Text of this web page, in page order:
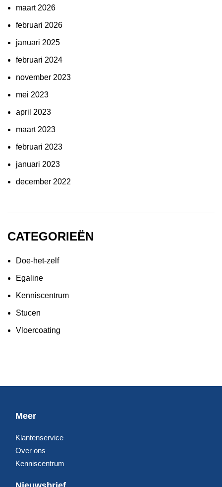
maart 2026
februari 2026
januari 2025
februari 2024
november 2023
mei 2023
april 2023
maart 2023
februari 2023
januari 2023
december 2022
CATEGORIEËN
Doe-het-zelf
Egaline
Kenniscentrum
Stucen
Vloercoating
Meer
Klantenservice
Over ons
Kenniscentrum